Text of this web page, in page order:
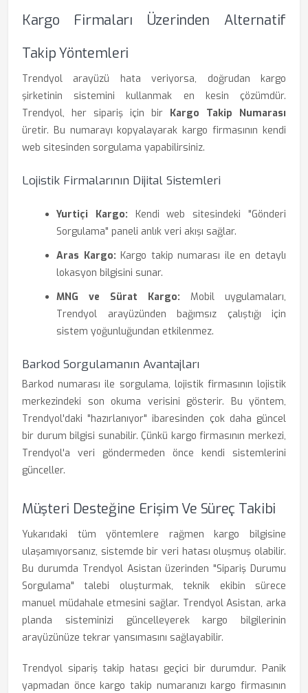
Kargo Firmaları Üzerinden Alternatif
Takip Yöntemleri
Trendyol arayüzü hata veriyorsa, doğrudan kargo
şirketinin sistemini kullanmak en kesin çözümdür.
Trendyol, her sipariş için bir Kargo Takip Numarası
üretir. Bu numarayı kopyalayarak kargo firmasının kendi
web sitesinden sorgulama yapabilirsiniz.
Lojistik Firmalarının Dijital Sistemleri
Yurtiçi Kargo: Kendi web sitesindeki "Gönderi
Sorgulama" paneli anlık veri akışı sağlar.
Aras Kargo: Kargo takip numarası ile en detaylı
lokasyon bilgisini sunar.
MNG ve Sürat Kargo: Mobil uygulamaları,
Trendyol arayüzünden bağımsız çalıştığı için
sistem yoğunluğundan etkilenmez.
Barkod Sorgulamanın Avantajları
Barkod numarası ile sorgulama, lojistik firmasının lojistik
merkezindeki son okuma verisini gösterir. Bu yöntem,
Trendyol'daki "hazırlanıyor" ibaresinden çok daha güncel
bir durum bilgisi sunabilir. Çünkü kargo firmasının merkezi,
Trendyol'a veri göndermeden önce kendi sistemlerini
günceller.
Müşteri Desteğine Erişim Ve Süreç Takibi
Yukarıdaki tüm yöntemlere rağmen kargo bilgisine
ulaşamıyorsanız, sistemde bir veri hatası oluşmuş olabilir.
Bu durumda Trendyol Asistan üzerinden "Sipariş Durumu
Sorgulama" talebi oluşturmak, teknik ekibin sürece
manuel müdahale etmesini sağlar. Trendyol Asistan, arka
planda sisteminizi güncelleyerek kargo bilgilerinin
arayüzünüze tekrar yansımasını sağlayabilir.
Trendyol sipariş takip hatası geçici bir durumdur. Panik
yapmadan önce kargo takip numaranızı kargo firmasının